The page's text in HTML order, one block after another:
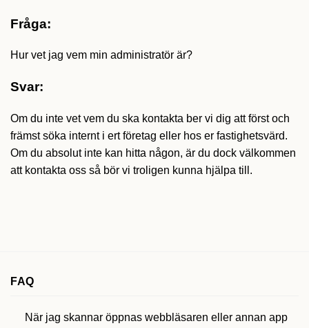
Fråga:
Hur vet jag vem min administratör är?
Svar:
Om du inte vet vem du ska kontakta ber vi dig att först och
främst söka internt i ert företag eller hos er fastighetsvärd.
Om du absolut inte kan hitta någon, är du dock välkommen
att kontakta oss så bör vi troligen kunna hjälpa till.
FAQ
När jag skannar öppnas webbläsaren eller annan app